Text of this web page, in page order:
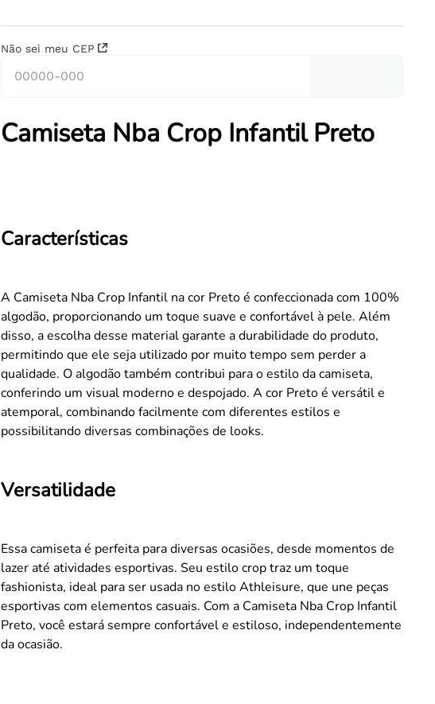
Não sei meu CEP
Camiseta Nba Crop Infantil Preto
Características
A Camiseta Nba Crop Infantil na cor Preto é confeccionada com 100%
algodão, proporcionando um toque suave e confortável à pele. Além
disso, a escolha desse material garante a durabilidade do produto,
permitindo que ele seja utilizado por muito tempo sem perder a
qualidade. O algodão também contribui para o estilo da camiseta,
conferindo um visual moderno e despojado. A cor Preto é versátil e
atemporal, combinando facilmente com diferentes estilos e
possibilitando diversas combinações de looks.
Versatilidade
Essa camiseta é perfeita para diversas ocasiões, desde momentos de
lazer até atividades esportivas. Seu estilo crop traz um toque
fashionista, ideal para ser usada no estilo Athleisure, que une peças
esportivas com elementos casuais. Com a Camiseta Nba Crop Infantil
Preto, você estará sempre confortável e estiloso, independentemente
da ocasião.